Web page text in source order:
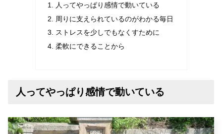
人ってやっぱり感情で動いている
周りに支えられているのがわかる毎日
ストレスを少しでもなくすために
柔軟にできることから
人ってやっぱり感情で動いている